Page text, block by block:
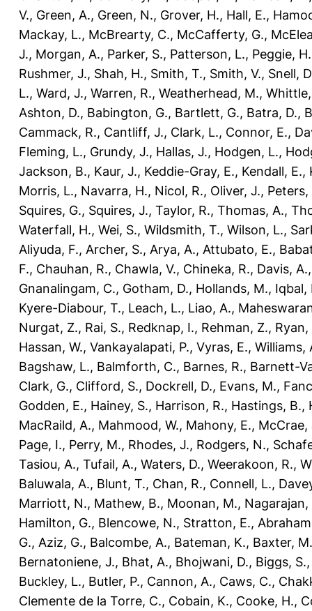
V., Green, A., Green, N., Grover, H., Hall, E.,
Mackay, L., McBrearty, C., McCafferty, G.,
J., Morgan, A., Parker, S., Patterson, L., Peggie, H.
Rushmer, J., Shah, H., Smith, T., Smith, V., Snell,
L., Ward, J., Warren, R., Weatherhead, M.,
Ashton, D., Babington, G., Bartlett, G., Batra, D.,
Cammack, R., Cantliff, J., Clark, L., Connor, E.,
Fleming, L., Grundy, J., Hallas, J., Hodgen, L.,
Jackson, B., Kaur, J., Keddie-Gray, E., Kendall, E.,
Morris, L., Navarra, H., Nicol, R., Oliver, J., Peters,
Squires, G., Squires, J., Taylor, R., Thomas, A.,
Waterfall, H., Wei, S., Wildsmith, T., Wilson, L.,
Aliyuda, F., Archer, S., Arya, A., Attubato, E.,
F., Chauhan, R., Chawla, V., Chineka, R., Davis, A.
Gnanalingam, C., Gotham, D., Hollands, M., Iqbal,
Kyere-Diabour, T., Leach, L., Liao, A.,
Nurgat, Z., Rai, S., Redknap, I., Rehman, Z., Ryan,
Hassan, W., Vankayalapati, P., Vyras, E., Williams,
Bagshaw, L., Balmforth, C., Barnes, R., Barnett-
Clark, G., Clifford, S., Dockrell, D., Evans, M.,
Godden, E., Hainey, S., Harrison, R., Hastings, B.,
MacRaild, A., Mahmood, W., Mahony, E., McCrae,
Page, I., Perry, M., Rhodes, J., Rodgers, N.,
Tasiou, A., Tufail, A., Waters, D., Weerakoon, R.,
Baluwala, A., Blunt, T., Chan, R., Connell, L.,
Marriott, N., Mathew, B., Moonan, M., Nagarajan,
Hamilton, G., Blencowe, N., Stratton, E.,
G., Aziz, G., Balcombe, A., Bateman, K., Baxter, M.
Bernatoniene, J., Bhat, A., Bhojwani, D., Biggs, S.
Buckley, L., Butler, P., Cannon, A., Caws, C.,
Clemente de la Torre, C., Cobain, K., Cooke, H.,